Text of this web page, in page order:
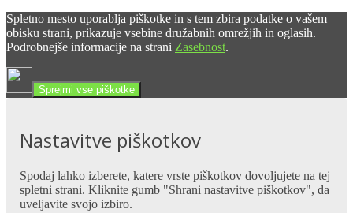
Spletno mesto uporablja piškotke in s tem zbira podatke o vašem
obisku strani, prikazuje vsebine družabnih omrežjih in oglasih.
Podrobnejše informacije na strani Zasebnost.
Sprejmi vse piškotke
Nastavitve piškotkov
Spodaj lahko izberete, katere vrste piškotkov dovoljujete na tej
spletni strani. Kliknite gumb "Shrani nastavitve piškotkov", da
uveljavite svojo izbiro.